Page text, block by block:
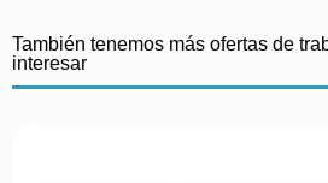
También tenemos más ofertas de
interesar